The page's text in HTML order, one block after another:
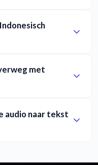
met
audio naar tekst